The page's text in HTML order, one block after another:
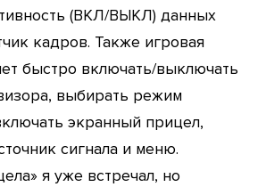
(ВКЛ/ВЫКЛ) данных
кадров. Также игровая
быстро включать/выключать
выбирать режим
экранный прицел,
сигнала и меню.
я уже встречал, но